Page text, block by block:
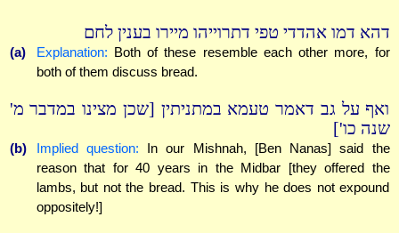
דהא דמו אהדדי טפי דתרוייהו מיירו בענין לחם
(a) Explanation: Both of these resemble each other more, for
both of them discuss bread.
ואף על גב דאמר טעמא במתניתין [שכן מצינו במדבר מ'
שנה כו']
(b) Implied question: In our Mishnah, [Ben Nanas] said the
reason that for 40 years in the Midbar [they offered the
lambs, but not the bread. This is why he does not expound
oppositely!]